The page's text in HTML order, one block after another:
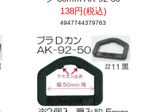
138円(税込)
4947744379763